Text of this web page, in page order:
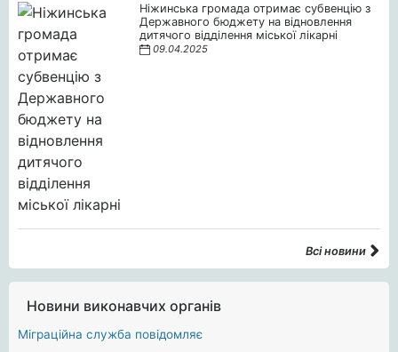
Ніжинська громада отримає субвенцію з
Державного бюджету на відновлення
дитячого відділення міської лікарні
09.04.2025
Всі новини
Новини виконавчих органів
Міграційна служба повідомляє